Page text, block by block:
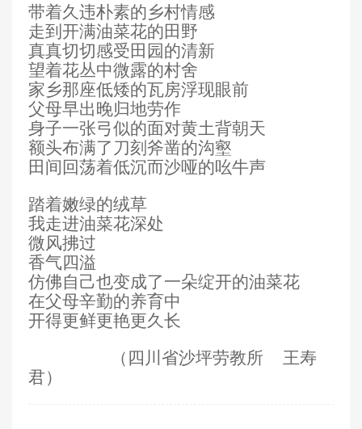
带着久违朴素的乡村情感
走到开满油菜花的田野
真真切切感受田园的清新
望着花丛中微露的村舍
家乡那座低矮的瓦房浮现眼前
父母早出晚归地劳作
身子一张弓似的面对黄土背朝天
额头布满了刀刻斧凿的沟壑
田间回荡着低沉而沙哑的吆牛声
踏着嫩绿的绒草
我走进油菜花深处
微风拂过
香气四溢
仿佛自己也变成了一朵绽开的油菜花
在父母辛勤的养育中
开得更鲜更艳更久长
（ 四川省沙坪劳教所
王寿
君）